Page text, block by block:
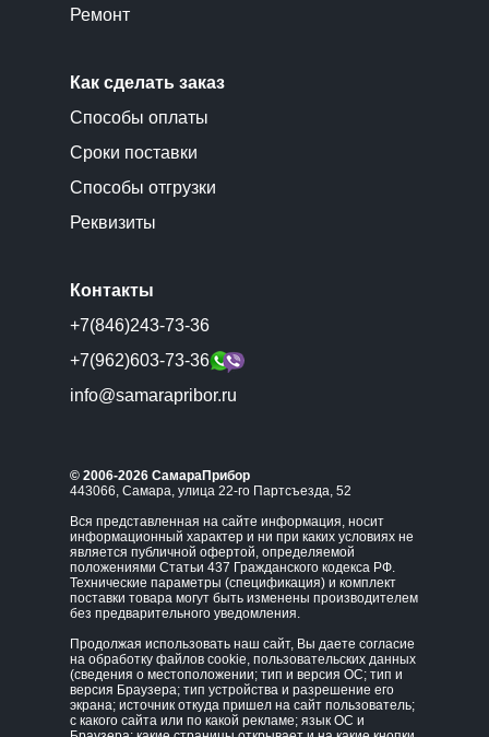
Ремонт
Как сделать заказ
Способы оплаты
Сроки поставки
Способы отгрузки
Реквизиты
Контакты
+7(846)243-73-36
+7(962)603-73-36
info@samarapribor.ru
© 2006-2026 СамараПрибор
443066, Самара, улица 22-го Партсъезда, 52
Вся представленная на сайте информация, носит
информационный характер и ни при каких условиях не
является публичной офертой, определяемой
положениями Статьи 437 Гражданского кодекса РФ.
Технические параметры (спецификация) и комплект
поставки товара могут быть изменены производителем
без предварительного уведомления.
Продолжая использовать наш сайт, Вы даете согласие
на обработку файлов cookie, пользовательских данных
(сведения о местоположении; тип и версия ОС; тип и
версия Браузера; тип устройства и разрешение его
экрана; источник откуда пришел на сайт пользователь;
с какого сайта или по какой рекламе; язык ОС и